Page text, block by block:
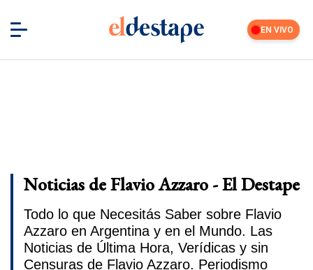
EN VIVO
Noticias de Flavio Azzaro - El Destape
Todo lo que Necesitás Saber sobre Flavio
Azzaro en Argentina y en el Mundo. Las
Noticias de Última Hora, Verídicas y sin
Censuras de Flavio Azzaro. Periodismo